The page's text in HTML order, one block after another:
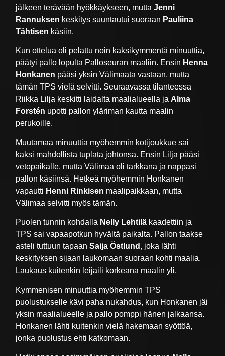
jälkeen terävään hyökkäykseen, muttaJenni
Rannuksen keskitys suuntautui suoraan Pauliina
Tähtisen käsiin.
Kun ottelua oli pelattu noin kaksikymmentä minuuttia,
päätyi pallo lopulta Palloseuran maaliin. Ensin Henna
Honkanen pääsi yksin Välimaata vastaan, mutta
tämän TPS vielä selvitti. Seuraavassa tilanteessa
Riikka Lilja keskitti laidalta maalialueella jaAlma
Forstén upotti pallon yläriman kautta maalin
perukoille.
Muutamaa minuuttia myöhemmin kotijoukkue sai
kaksi mahdollista tuplata johtonsa. Ensin Lilja pääsi
vetopaikalle, mutta Välimaa oli tarkkana ja nappasi
pallon käsiinsä. Hetkeä myöhemmin Honkanen
vapautti Henni Rinkisen maalipaikkaan, mutta
Välimaa selvitti myös tämän.
Puolen tunnin kohdalla Nelly Lehtilä kaadettiin ja
TPS sai vapaapotkun hyvältä paikalta. Pallon taakse
asteli tuttuun tapaanSaija Östlund , joka lähti
keskityksen sijaan laukomaan suoraan kohti maalia.
Laukaus kuitenkin leijaili korkeana maalin yli.
Kymmenisen minuuttia myöhemmin TPS
puolustukselle kävi paha nukahdus, kun Honkanen jäi
yksin maalialueelle ja pallo pomppi hänen jalkaansa.
Honkanen lähti kuitenkin vielä hakemaan syöttöä,
jonka puolustus ehti katkomaan.